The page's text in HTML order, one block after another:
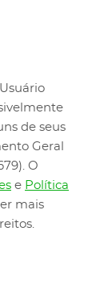
de seus
Geral
O
e Política
mais